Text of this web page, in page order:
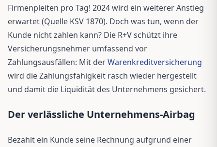
Firmenpleiten pro Tag! 2024 wird ein weiterer Anstieg
erwartet (Quelle KSV 1870). Doch was tun, wenn der
Kunde nicht zahlen kann? Die R+V schützt ihre
Versicherungsnehmer umfassend vor
Zahlungsausfällen: Mit derWarenkreditversicherung
wird die Zahlungsfähigkeit rasch wieder hergestellt
und damit die Liquidität des Unternehmens gesichert.
Der verlässliche Unternehmens-Airbag
Bezahlt ein Kunde seine Rechnung aufgrund einer